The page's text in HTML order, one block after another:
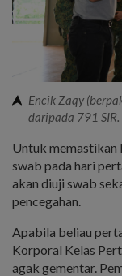
Encik Zaqy
daripada 791 SIR.
Untuk memastikan
swab pada hari
akan diuji swab
pencegahan.
Apabila beliau
Korporal Kelas
agak gementar.